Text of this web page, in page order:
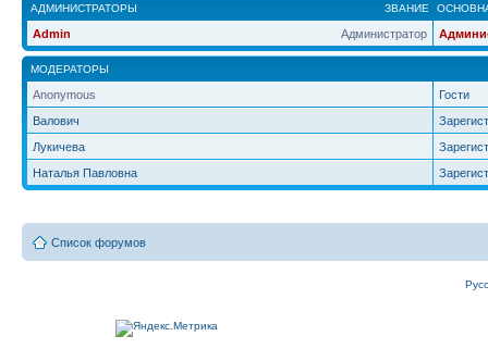
ЗВАНИЕ
АДМИНИСТРАТОРЫ
Администратор
Admin
МОДЕРАТОРЫ
Anonymous
Гости
Валович
Лукичева
Наталья Павловна
Список форумов